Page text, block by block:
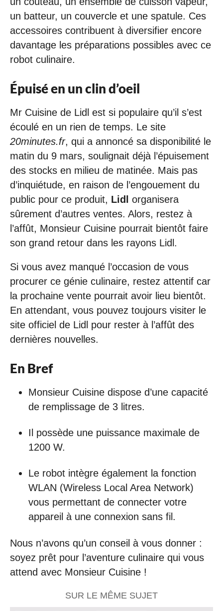
un batteur, un couvercle et une spatule. Ces
accessoires contribuent à diversifier encore
davantage les préparations possibles avec ce
robot culinaire.
Épuisé en un clin d’oeil
Mr Cuisine de Lidl est si populaire qu’il s’est
écoulé en un rien de temps. Le site
20minutes.fr, qui a annoncé sa disponibilité le
matin du 9 mars, soulignait déjà l’épuisement
des stocks en milieu de matinée. Mais pas
d’inquiétude, en raison de l’engouement du
public pour ce produit, Lidl
organisera
sûrement d’autres ventes. Alors, restez à
l’affût, Monsieur Cuisine pourrait bientôt faire
son grand retour dans les rayons Lidl.
Si vous avez manqué l’occasion de vous
procurer ce génie culinaire, restez attentif car
la prochaine vente pourrait avoir lieu bientôt.
En attendant, vous pouvez toujours visiter le
site officiel de Lidl pour rester à l’affût des
dernières nouvelles.
En Bref
Monsieur Cuisine dispose d’une capacité
de remplissage de 3 litres.
Il possède une puissance maximale de
1200 W.
Le robot intègre également la fonction
WLAN (Wireless Local Area Network)
vous permettant de connecter votre
appareil à une connexion sans fil.
Nous n’avons qu’un conseil à vous donner :
soyez prêt pour l’aventure culinaire qui vous
attend avec Monsieur Cuisine !
SUR LE MÊME SUJET